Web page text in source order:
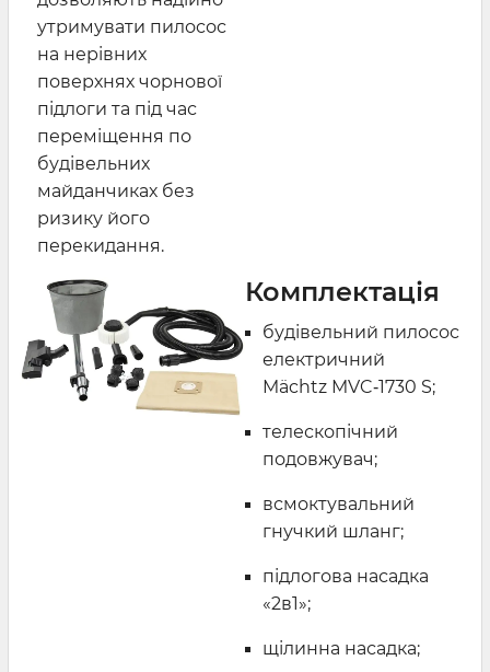
утримувати пилосос
на нерівних
поверхнях чорнової
підлоги та під час
переміщення по
будівельних
майданчиках без
ризику його
перекидання.
Комплектація
будівельний пилосос
електричний
Mächtz MVC‑1730 S;
телескопічний
подовжувач;
всмоктувальний
гнучкий шланг;
підлогова насадка
«2в1»;
щілинна насадка;